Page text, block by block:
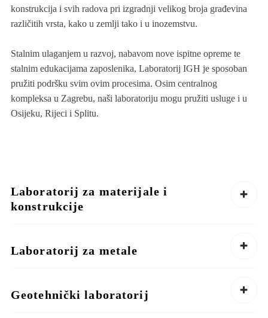
konstrukcija i svih radova pri izgradnji velikog broja građevina
različitih vrsta, kako u zemlji tako i u inozemstvu.
Stalnim ulaganjem u razvoj, nabavom nove ispitne opreme te
stalnim edukacijama zaposlenika, Laboratorij IGH je sposoban
pružiti podršku svim ovim procesima. Osim centralnog
kompleksa u Zagrebu, naši laboratoriju mogu pružiti usluge i u
Osijeku, Rijeci i Splitu.
Laboratorij za materijale i
konstrukcije
Laboratorij za metale
Geotehnički laboratorij